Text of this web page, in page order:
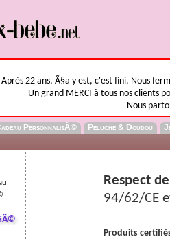
Après 22 ans, Ã§a y est, c'est fini. Nous
Un grand MERCI à tous nos clients
Nous
PersonnalisÃ© Peluche & Doudou
Respect
94/62/CE
Produits